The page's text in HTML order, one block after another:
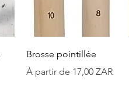
Aperçu rapide
Brosse pointillée
À partir de 17,00 ZAR
Prix promotionnel